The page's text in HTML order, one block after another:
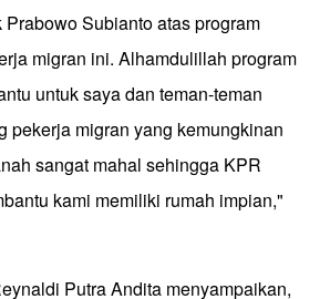
Prabowo Subianto atas program
migran ini. Alhamdulillah program
untuk saya dan teman-teman
pekerja migran yang kemungkinan
sangat mahal sehingga KPR
kami memiliki rumah impian,"
Putra Andita menyampaikan,